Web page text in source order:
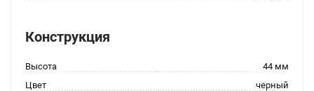
Конструкция
Высота
44 мм
Цвет
черный